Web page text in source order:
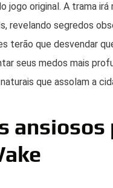
jogo original. A trama
revelando segredos
terão que desvendar
seus medos mais
que assolam a